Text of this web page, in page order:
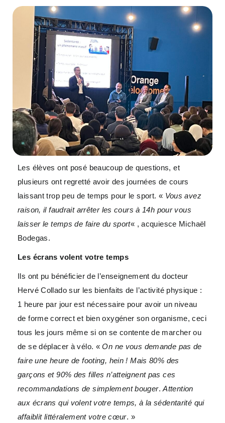
Les élèves ont posé beaucoup de questions, et
plusieurs ont regretté avoir des journées de cours
laissant trop peu de temps pour le sport. « Vous avez
raison, il faudrait arrêter les cours à 14h pour vous
laisser le temps de faire du sport« , acquiesce Michaël
Bodegas.
Les écrans volent votre temps
Ils ont pu bénéficier de l’enseignement du docteur
Hervé Collado sur les bienfaits de l’activité physique :
1 heure par jour est nécessaire pour avoir un niveau
de forme correct et bien oxygéner son organisme, ceci
tous les jours même si on se contente de marcher ou
de se déplacer à vélo. «On ne vous demande pas de
faire une heure de footing, hein ! Mais 80% des
garçons et 90% des filles n’atteignent pas ces
recommandations de simplement bouger.Attention
aux écrans qui volent votre temps, à la sédentarité qui
affaiblit littéralement votre cœur. »